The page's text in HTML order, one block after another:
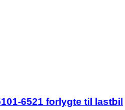
6521 forlygte til lastbil